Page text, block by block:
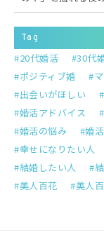
Tag
20代婚活 30代
ポジティブ婚
出会いがほしい
婚活アドバイス
婚活の悩み
婚
幸せになりたい人
結婚したい人
美人百花
美人